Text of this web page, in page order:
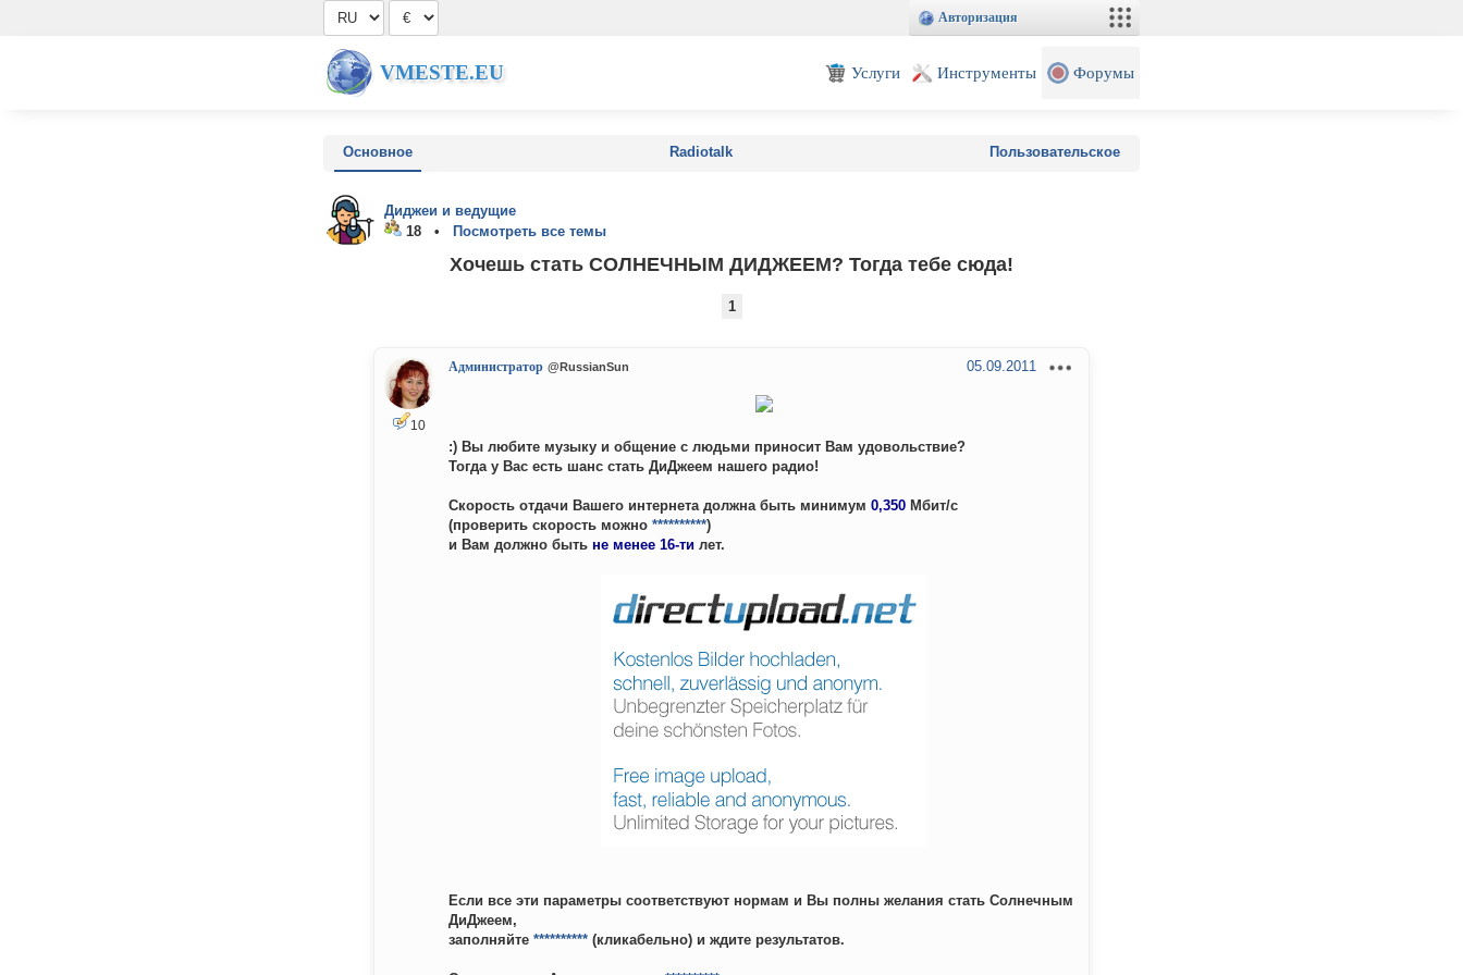
Авторизация
VMESTE.EU Услуги Инструменты Форумы
Основное Radiotalk Пользовательское
Диджеи и ведущие
18 •
Посмотреть все темы
Хочешь стать СОЛНЕЧНЫМ ДИДЖЕЕМ? Тогда тебе сюда!
1
10
Администратор @RussianSun 05.09.2011
:) Вы любите музыку и общение с людьми приносит Вам удовольствие?
Тогда у Вас есть шанс стать ДиДжеем нашего радио!
Скорость отдачи Вашего интернета должна быть минимум 0,350 Мбит/c
(проверить скорость можно **********)
и Вам должно быть не менее 16-ти лет.
Если все эти параметры соответствуют нормам и Вы полны желания стать Солнечным
ДиДжеем,
заполняйте ********** (кликабельно) и ждите результатов.